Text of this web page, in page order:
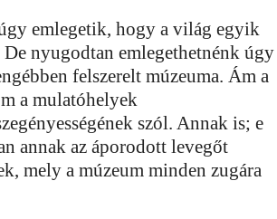
emlegetik, hogy a világ egyik
nyugodtan emlegethetnénk úgy
felszerelt múzeuma. Ám a
a mulatóhelyek
szól. Annak is; e
annak az áporodott levegőt
mely a múzeum minden zugára